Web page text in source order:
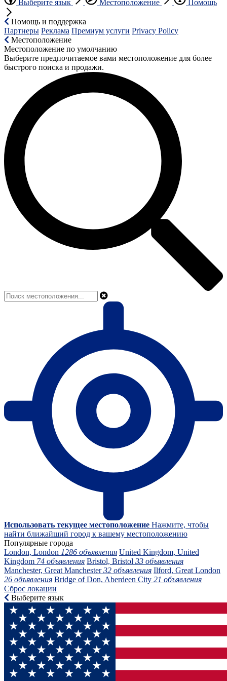
Выберите язык Местоположение Помощь
Помощь и поддержка
Партнеры Реклама Премиум услуги Privacy Policy
Местоположение
Местоположение по умолчанию
Выберите предпочитаемое вами местоположение для более
быстрого поиска и продажи.
Использовать текущее местоположение Нажмите, чтобы
найти ближайший город к вашему местоположению
Популярные города
London, London 1286 объявления United Kingdom, United
Kingdom 74 объявления Bristol, Bristol 33 объявления
Manchester, Great Manchester32 объявления Ilford, Great London
26 объявления Bridge of Don, Aberdeen City 21 объявления
Сброс локации
Выберите язык